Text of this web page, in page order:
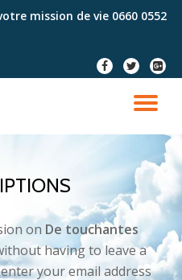
mission de vie 0660 0552
fa-
facebook
fa-
twitter
fa-
plus-
LA
on De touchantes
having to leave a
your email address